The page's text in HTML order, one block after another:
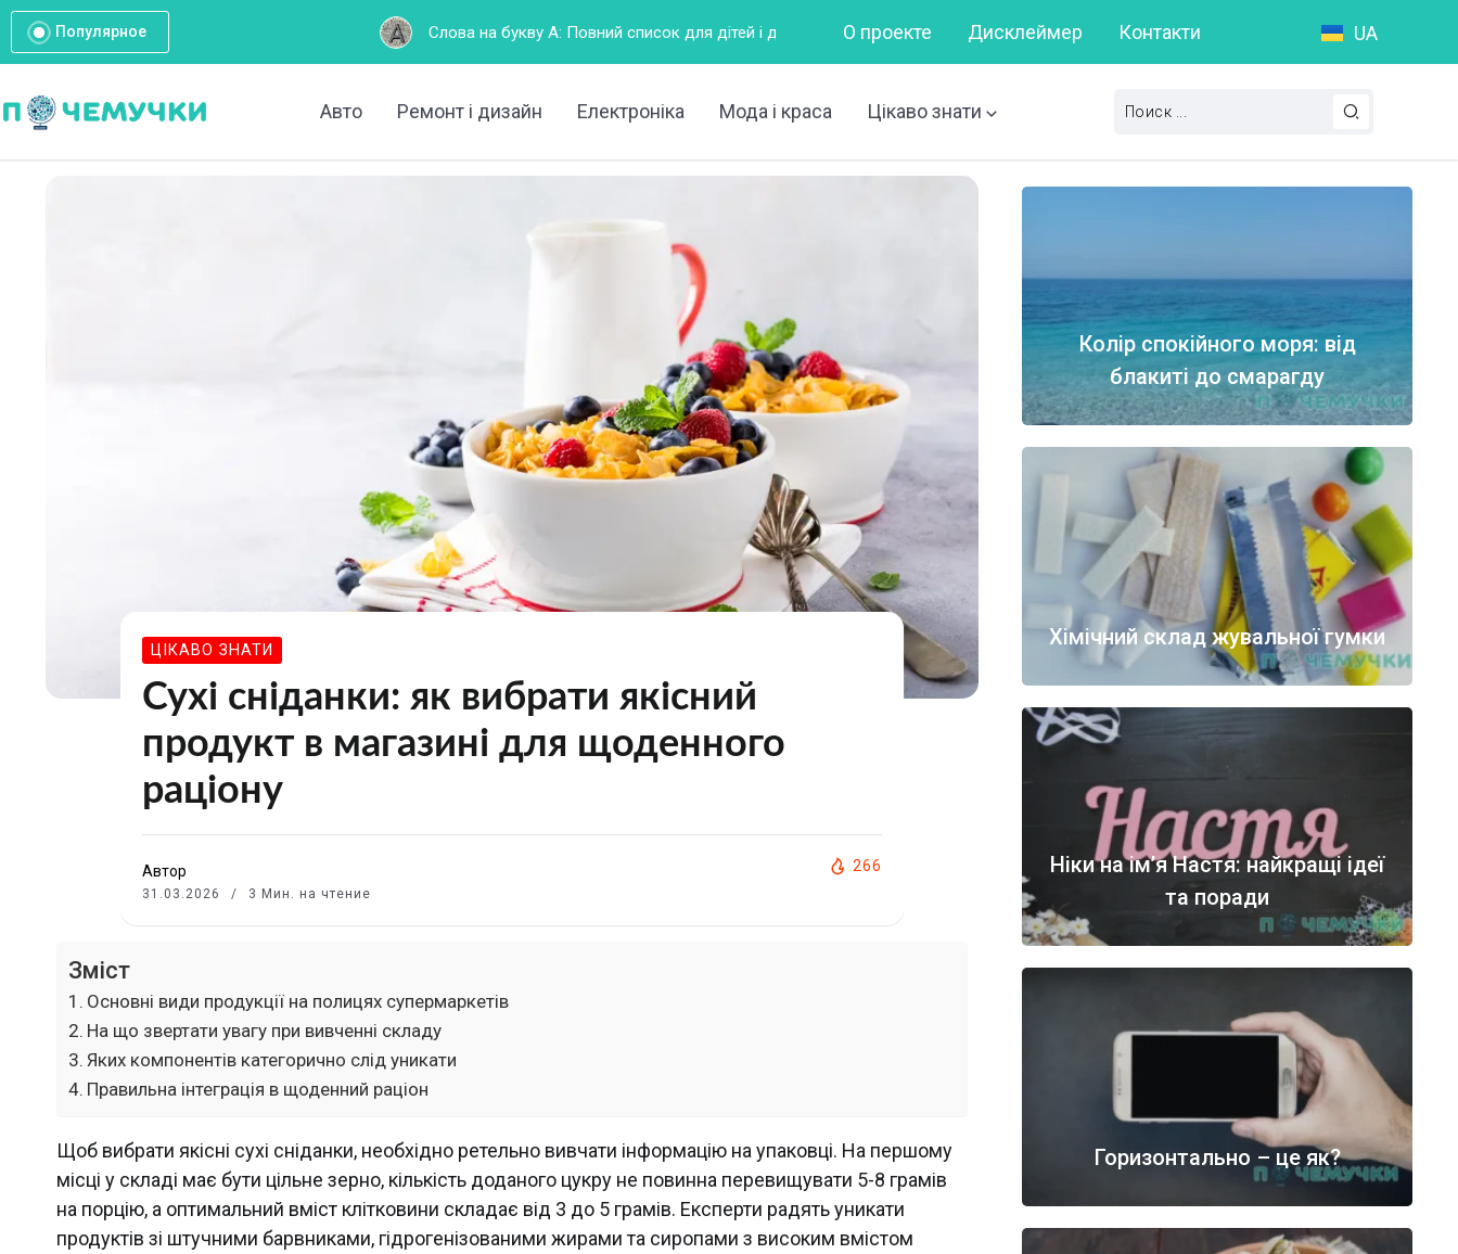
Популярное Слова на букву А: Повний список для дітей і дорослих Горизонтально – це як? Що таке пунктуаційна помилка? Слова на букву А:
О проекте Дисклеймер Контакти UA
Авто Ремонт і дизайн Електроніка Мода і краса Цікаво знати
ЦІКАВО ЗНАТИ
Сухі сніданки: як вибрати якісний
продукт в магазині для щоденного
раціону
Автор
31.03.2026 3 Мин. на чтение
266
Зміст
Основні види продукції на полицях супермаркетів
На що звертати увагу при вивченні складу
Яких компонентів категорично слід уникати
Правильна інтеграція в щоденний раціон
Щоб вибрати якісні сухі сніданки, необхідно ретельно вивчати інформацію на упаковці. На першому
місці у складі має бути цільне зерно, кількість доданого цукру не повинна перевищувати 5-8 грамів
на порцію, а оптимальний вміст клітковини складає від 3 до 5 грамів. Експерти радять уникати
продуктів зі штучними барвниками, гідрогенізованими жирами та сиропами з високим вмістом
Колір спокійного моря: від
блакиті до смарагду
Хімічний склад жувальної гумки
Ніки на ім’я Настя: найкращі ідеї
та поради
Горизонтально – це як?